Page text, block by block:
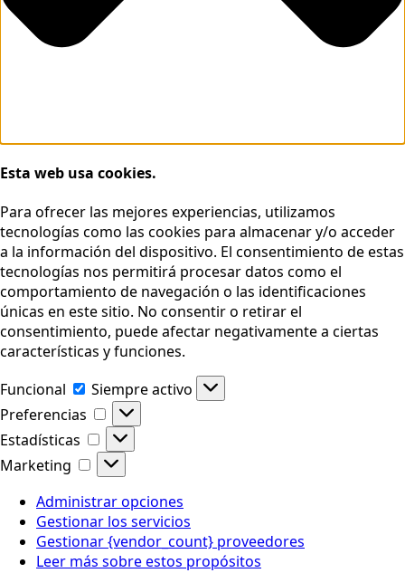
Esta web usa cookies.
Para ofrecer las mejores experiencias, utilizamos
tecnologías como las cookies para almacenar y/o acceder
a la información del dispositivo. El consentimiento de estas
tecnologías nos permitirá procesar datos como el
comportamiento de navegación o las identificaciones
únicas en este sitio. No consentir o retirar el
consentimiento, puede afectar negativamente a ciertas
características y funciones.
Funcional
Funcional
Siempre activo
Preferencias
Preferencias
Estadísticas
Estadísticas
Marketing
Marketing
Administrar opciones
Gestionar los servicios
Gestionar {vendor_count} proveedores
Leer más sobre estos propósitos